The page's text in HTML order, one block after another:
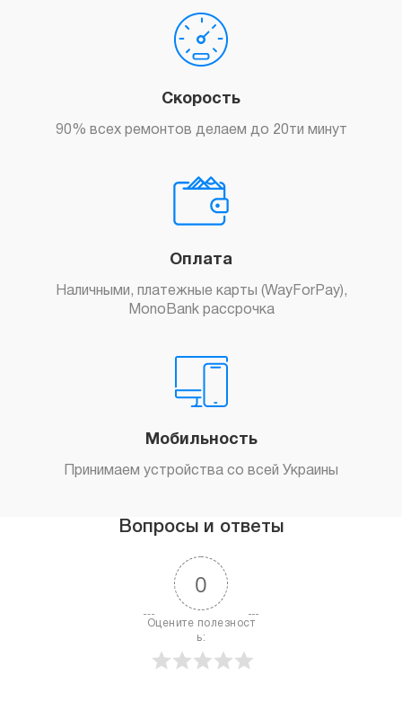
Скорость
90% всех ремонтов делаем до 20ти минут
Оплата
Наличными, платежные карты (WayForPay),
MonoBank рассрочка
Мобильность
Принимаем устройства со всей Украины
Вопросы и ответы
0
Оцените полезност
ь: